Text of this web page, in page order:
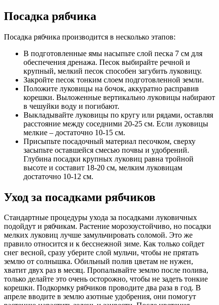
Посадка рябчика
Посадка рябчика производится в несколько этапов:
В подготовленные ямы насыпьте слой песка 7 см для
обеспечения дренажа. Песок выбирайте речной и
крупный, мелкий песок способен загубить луковицу.
Закройте песок тонким слоем подготовленной земли.
Положите луковицы на бочок, аккуратно расправив
корешки. Выложенные вертикально луковицы набирают
в чешуйки воду и погибают.
Выкладывайте луковицы по кругу или рядами, оставляя
расстояние между соседними 20-25 см. Если луковицы
мелкие – достаточно 10-15 см.
Присыпьте посадочный материал песочком, сверху
засыпьте оставшейся смесью почвы и удобрений.
Глубина посадки крупных луковиц равна тройной
высоте и составит 18-20 см, мелким луковицам
достаточно 10-12 см.
Уход за посадками рябчиков
Стандартные процедуры ухода за посадками луковичных
подойдут и рябчикам. Растение морозоустойчиво, но посадки
мелких луковиц лучше замульчировать соломой. Это же
правило относится и к бесснежной зиме. Как только сойдет
снег весной, сразу уберите слой мульчи, чтобы не прятать
землю от солнышка. Обильный полив цветам не нужен,
хватит двух раз в месяц. Пропалывайте землю после полива,
только делайте это очень осторожно, чтобы не задеть тонкие
корешки. Подкормку рябчиков проводите два раза в год. В
апреле вводите в землю азотные удобрения, они помогут